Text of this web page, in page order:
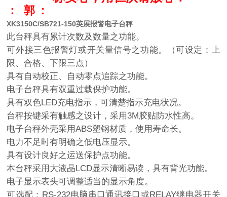
： 郭 :
XK3150C/SB721-150英展报警电子台秤
此台秤具有累计次数及数量之功能。
可外接三色报警灯或开关量信号之功能。（可设定：上
限、合格、下限三点）
具有自动校正、自动零点追踪之功能。
电子台秤具有双重过载保护功能。
具有双色LED充电指示，可清楚指示充电状况。
台秤按键采有触感之设计，采用3M胶贴防水性高。
电子台秤外壳采用ABS塑钢材质，使用寿命长。
电力不足时有明确之低电压显示。
具有设计良好之运送保护点功能。
本台秤采用大液晶LCD显示清晰易读，具有背光功能。
电子显示表头可调整适当的显示角度。
可选配： RS-232电脑串口通讯接口或RELAY继电器开关